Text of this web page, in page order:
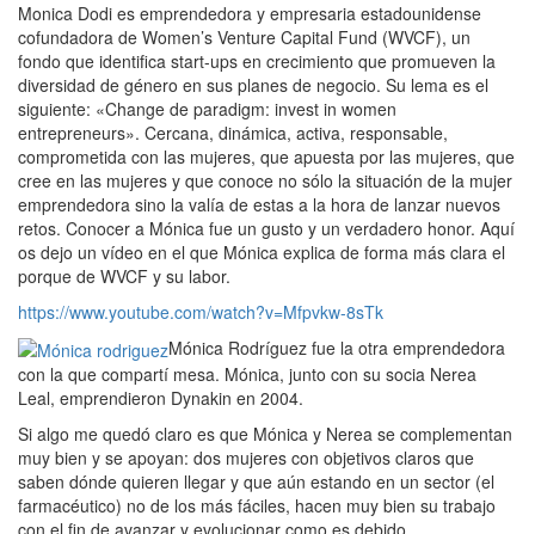
Monica Dodi es emprendedora y empresaria estadounidense
cofundadora de Women’s Venture Capital Fund (WVCF), un
fondo que identifica start-ups en crecimiento que promueven la
diversidad de género en sus planes de negocio. Su lema es el
siguiente: «Change de paradigm: invest in women
entrepreneurs». Cercana, dinámica, activa, responsable,
comprometida con las mujeres, que apuesta por las mujeres, que
cree en las mujeres y que conoce no sólo la situación de la mujer
emprendedora sino la valía de estas a la hora de lanzar nuevos
retos. Conocer a Mónica fue un gusto y un verdadero honor. Aquí
os dejo un vídeo en el que Mónica explica de forma más clara el
porque de WVCF y su labor.
https://www.youtube.com/watch?v=Mfpvkw-8sTk
Mónica Rodríguez fue la otra emprendedora
con la que compartí mesa. Mónica, junto con su socia Nerea
Leal, emprendieron Dynakin en 2004.
Si algo me quedó claro es que Mónica y Nerea se complementan
muy bien y se apoyan: dos mujeres con objetivos claros que
saben dónde quieren llegar y que aún estando en un sector (el
farmacéutico) no de los más fáciles, hacen muy bien su trabajo